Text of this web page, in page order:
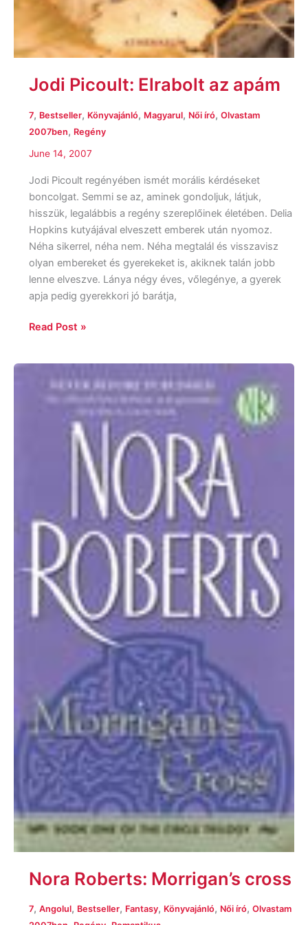
Jodi Picoult: Elrabolt az apám
7, Bestseller, Könyvajánló, Magyarul, Női író, Olvastam
2007ben, Regény
June 14, 2007
Jodi Picoult regényében ismét morális kérdéseket
boncolgat. Semmi se az, aminek gondoljuk, látjuk,
hisszük, legalábbis a regény szereplőinek életében. Delia
Hopkins kutyájával elveszett emberek után nyomoz.
Néha sikerrel, néha nem. Néha megtalál és visszavisz
olyan embereket és gyerekeket is, akiknek talán jobb
lenne elveszve. Lánya négy éves, vőlegénye, a gyerek
apja pedig gyerekkori jó barátja,
Read Post »
Nora Roberts: Morrigan’s cross
7, Angolul, Bestseller, Fantasy, Könyvajánló, Női író, Olvastam
Roberts:
Morrigan’s